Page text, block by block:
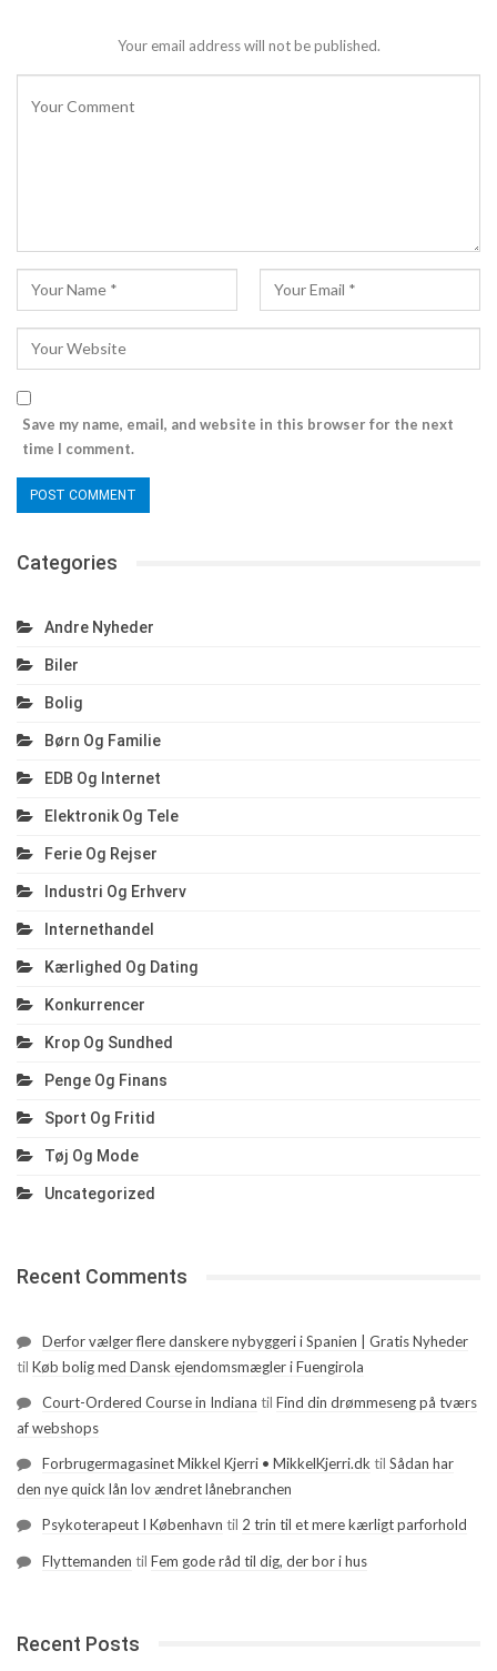
Your email address will not be published.
Save my name, email, and website in this browser for the next
time I comment.
Categories
Andre Nyheder
Biler
Bolig
Børn Og Familie
EDB Og Internet
Elektronik Og Tele
Ferie Og Rejser
Industri Og Erhverv
Internethandel
Kærlighed Og Dating
Konkurrencer
Krop Og Sundhed
Penge Og Finans
Sport Og Fritid
Tøj Og Mode
Uncategorized
Recent Comments
Derfor vælger flere danskere nybyggeri i Spanien | Gratis Nyheder
til Køb bolig med Dansk ejendomsmægler i Fuengirola
Court-Ordered Course in Indiana til Find din drømmeseng på tværs
af webshops
Forbrugermagasinet Mikkel Kjerri • MikkelKjerri.dk til Sådan har
den nye quick lån lov ændret lånebranchen
Psykoterapeut I København til 2 trin til et mere kærligt parforhold
Flyttemanden til Fem gode råd til dig, der bor i hus
Recent Posts